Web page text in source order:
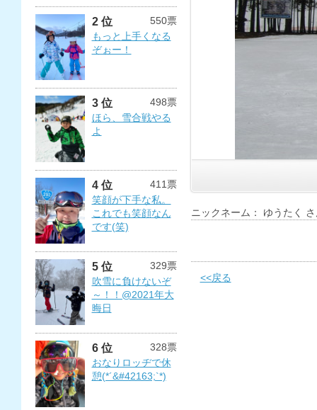
2 位
550票
もっと上手くなる
ぞぉー！
3 位
498票
ほら、雪合戦やる
よ
4 位
411票
笑顔が下手な私。
これでも笑顔なん
です(笑)
5 位
329票
吹雪に負けないぞ
～！！@2021年大
晦日
6 位
328票
おなりロッヂで休
憩(*´&#42163;`*)
ニックネーム： ゆうたく
<<戻る